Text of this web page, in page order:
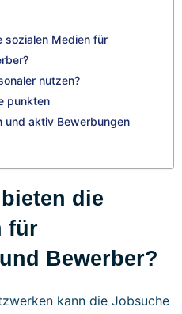
sozialen Medien für
nutzen?
punkten
und aktiv Bewerbungen
die
für
Bewerber?
kann die Jobsuche